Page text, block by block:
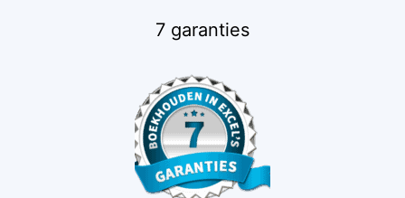
7 garanties